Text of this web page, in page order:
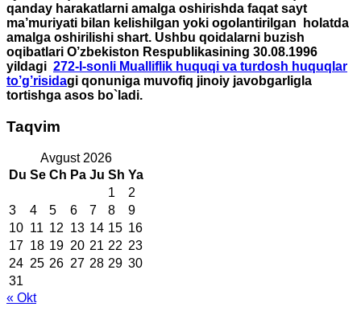
qanday harakatlarni amalga oshirishda faqat sayt
ma’muriyati bilan kelishilgan yoki ogolantirilgan holatda
amalga oshirilishi shart. Ushbu qoidalarni buzish
oqibatlari O’zbekiston Respublikasining 30.08.1996
yildagi 272-I-sonli Mualliflik huquqi va turdosh huquqlar
to’g’risidagi qonuniga muvofiq jinoiy javobgarligla
tortishga asos bo`ladi.
Taqvim
Avgust 2026
Du Se Ch Pa Ju Sh Ya
1
2
3
4 5 6 7 8
9
10 11 12 13 14 15 16
17 18 19 20 21 22 23
24 25 26 27 28 29 30
31
« Okt